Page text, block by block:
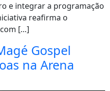
e integrar a programação
reafirma o
[…]
Gospel
na Arena